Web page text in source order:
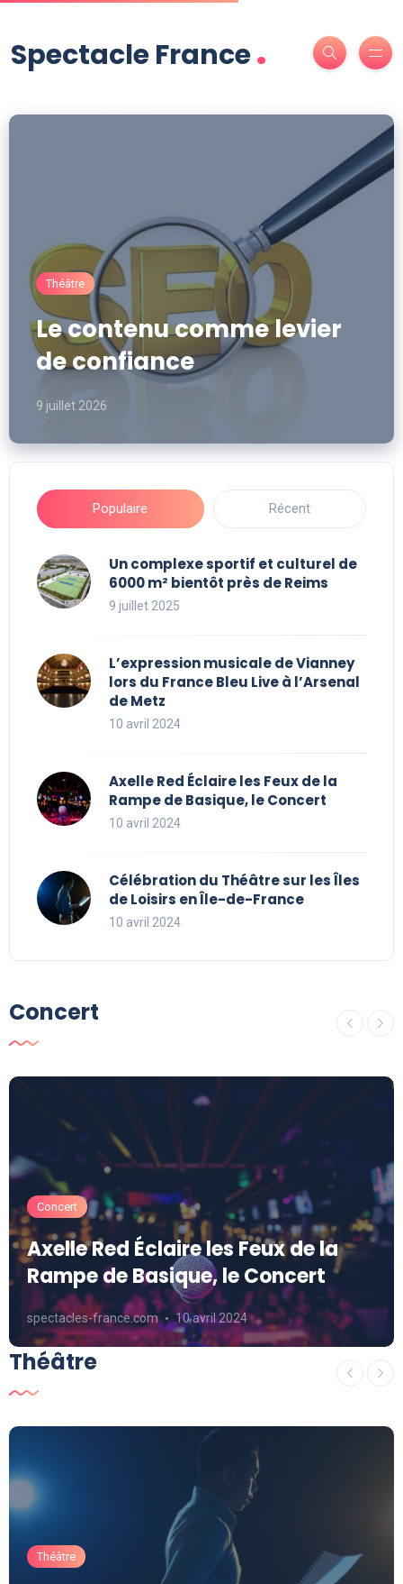
Spectacle France.
Théâtre
Le contenu comme levier
de confiance
9 juillet 2026
Populaire Récent
Un complexe sportif et culturel de
6000 m² bientôt près de Reims
9 juillet 2025
L’expression musicale de Vianney
lors du France Bleu Live à l’Arsenal
de Metz
10 avril 2024
Axelle Red Éclaire les Feux de la
Rampe de Basique, le Concert
10 avril 2024
Célébration du Théâtre sur les Îles
de Loisirs en Île-de-France
10 avril 2024
Concert
Concert
Axelle Red Éclaire les Feux de la
Rampe de Basique, le Concert
spectacles-france.com 10 avril 2024
Théâtre
Théâtre